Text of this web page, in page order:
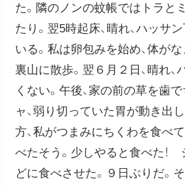
た。隣のノンの蚊帳ではトラと
たり。翌5時起床、晴れ、ハッサ
いる。私は卵包みを始め、体がな
裏山に散歩。翌６月２日、晴れ
くない。午後、家の前の草を歯
ャ、弱り切っていた胃が動き出
方、私がつまみにちくわを食べ
べたそう。少しやると食べた！
どに食べさせた。９日ぶりだ。